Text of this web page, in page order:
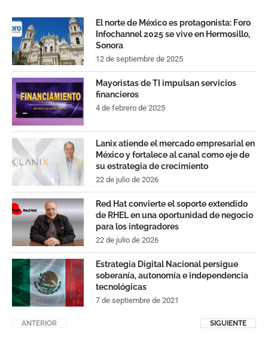
El norte de México es protagonista: Foro
Infochannel 2025 se vive en Hermosillo,
Sonora
12 de septiembre de 2025
Mayoristas de TI impulsan servicios
financieros
4 de febrero de 2025
Lanix atiende el mercado empresarial en
México y fortalece al canal como eje de
su estrategia de crecimiento
22 de julio de 2026
Red Hat convierte el soporte extendido
de RHEL en una oportunidad de negocio
para los integradores
22 de julio de 2026
Estrategia Digital Nacional persigue
soberanía, autonomía e independencia
tecnológicas
7 de septiembre de 2021
ANTERIOR SIGUIENTE